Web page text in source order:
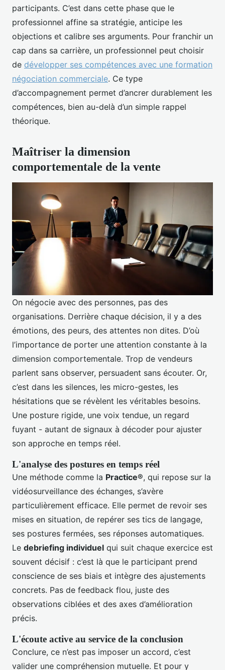
participants. C’est dans cette phase que le
professionnel affine sa stratégie, anticipe les
objections et calibre ses arguments. Pour franchir un
cap dans sa carrière, un professionnel peut choisir
de développer ses compétences avec une formation
négociation commerciale. Ce type
d’accompagnement permet d’ancrer durablement les
compétences, bien au-delà d’un simple rappel
théorique.
Maîtriser la dimension
comportementale de la vente
On négocie avec des personnes, pas des
organisations. Derrière chaque décision, il y a des
émotions, des peurs, des attentes non dites. D’où
l’importance de porter une attention constante à la
dimension comportementale. Trop de vendeurs
parlent sans observer, persuadent sans écouter. Or,
c’est dans les silences, les micro-gestes, les
hésitations que se révèlent les véritables besoins.
Une posture rigide, une voix tendue, un regard
fuyant - autant de signaux à décoder pour ajuster
son approche en temps réel.
L'analyse des postures en temps réel
Une méthode comme la Practice®, qui repose sur la
vidéosurveillance des échanges, s’avère
particulièrement efficace. Elle permet de revoir ses
mises en situation, de repérer ses tics de langage,
ses postures fermées, ses réponses automatiques.
Le debriefing individuel qui suit chaque exercice est
souvent décisif : c’est là que le participant prend
conscience de ses biais et intègre des ajustements
concrets. Pas de feedback flou, juste des
observations ciblées et des axes d’amélioration
précis.
L'écoute active au service de la conclusion
Conclure, ce n’est pas imposer un accord, c’est
valider une compréhension mutuelle. Et pour y